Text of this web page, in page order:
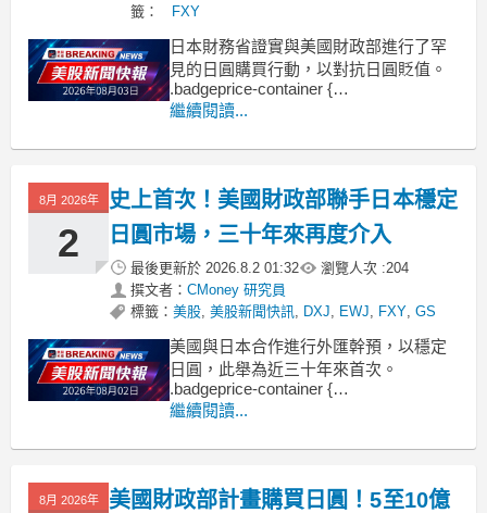
籤：
FXY
日本財務省證實與美國財政部進行了罕
見的日圓購買行動，以對抗日圓貶值。
.badgeprice-container {
display: flex !important;
繼續閱讀...
8月 2026年
2
史上首次！美國財政部聯手日本穩定
日圓市場，三十年來再度介入
最後更新於 2026.8.2 01:32 瀏覽人次 :204
撰文者： CMoney 研究員
標籤： 美股, 美股新聞快訊, DXJ, EWJ, FXY, GS
美國與日本合作進行外匯幹預，以穩定
日圓，此舉為近三十年來首次。
.badgeprice-container {
display: flex !important;
繼續閱讀...
8月 2026年
美國財政部計畫購買日圓！5至10億